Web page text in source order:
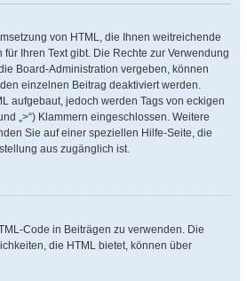
von HTML, die Ihnen weitreichende
Ihren Text gibt. Die Rechte zur Verwendung
Board-Administration vergeben, können
einzelnen Beitrag deaktiviert werden.
aufgebaut, jedoch werden Tags von eckigen
und „>“) Klammern eingeschlossen. Weitere
Sie auf einer speziellen Hilfe-Seite, die
aus zugänglich ist.
Code in Beiträgen zu verwenden. Die
die HTML bietet, können über